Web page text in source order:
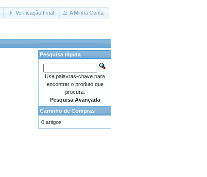
Verificação Final A Minha Conta
Pesquisa rápida
Use palavras-chave para
encontrar o produto que
procura.
Pesquisa Avançada
Carrinho de Compras
0 artigos